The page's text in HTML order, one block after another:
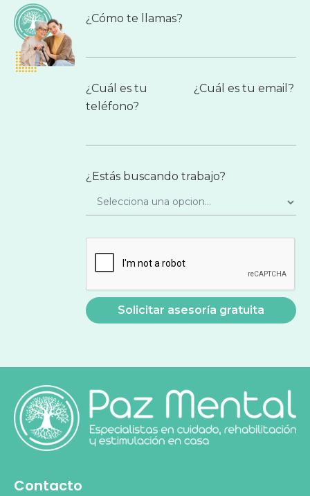
¿Cómo te llamas?
¿Cuál es tu
teléfono?
¿Cuál es tu email?
¿Estás buscando trabajo?
Contacto